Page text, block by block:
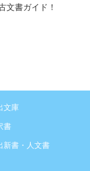
文書ガイド！
文庫
書
新書・人文書